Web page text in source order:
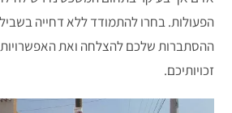
הפעולות. בחרו להתמודד ללא דחייה
ההסתברות שלכם להצלחה ואת
זכויותיכם.